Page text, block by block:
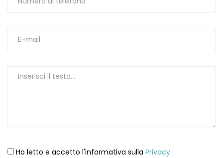
Ho letto e accetto l'informativa sulla Privacy